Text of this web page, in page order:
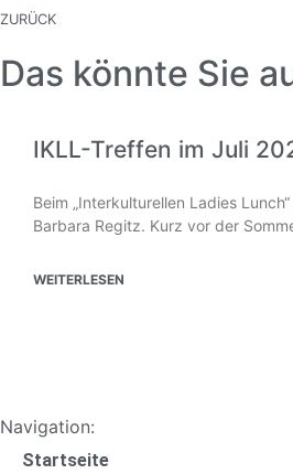
ZURÜCK
Das könnte Sie
IKLL-Treffen im Juli
Beim „Interkulturellen Ladies
Barbara Regitz. Kurz vor der
WEITERLESEN
Navigation:
Startseite